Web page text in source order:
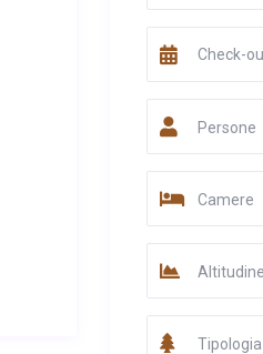
Persone
Camere
Altitudine
Tipologia